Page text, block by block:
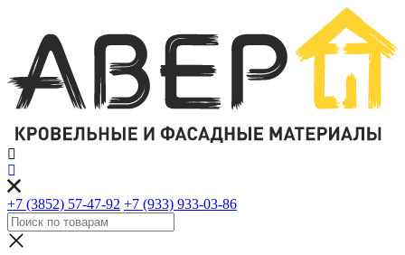
+7 (3852) 57-47-92 +7 (933) 933-03-86